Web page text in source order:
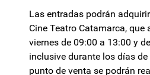
Las entradas podrán
Cine Teatro Catamarca, que
viernes de 09:00 a 13:00 y
inclusive durante los días
punto de venta se podrán